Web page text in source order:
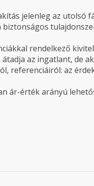
jelenleg az utolsó
rendelkező
az ingatlant, de
referenciáiról: az
ár-érték arányú